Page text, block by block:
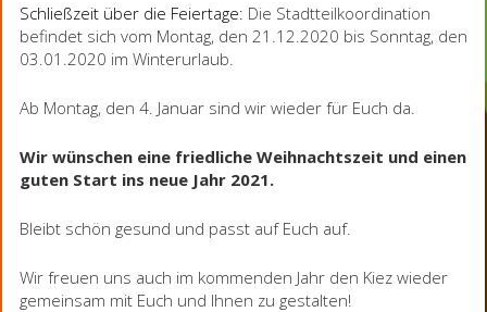
Schließzeit über die Feiertage: Die Stadtteilkoordination
befindet sich vom Montag, den 21.12.2020 bis Sonntag, den
03.01.2020 im Winterurlaub.
Ab Montag, den 4. Januar sind wir wieder für Euch da.
Wir wünschen eine friedliche Weihnachtszeit und einen
guten Start ins neue Jahr 2021.
Bleibt schön gesund und passt auf Euch auf.
Wir freuen uns auch im kommenden Jahr den Kiez wieder
gemeinsam mit Euch und Ihnen zu gestalten!